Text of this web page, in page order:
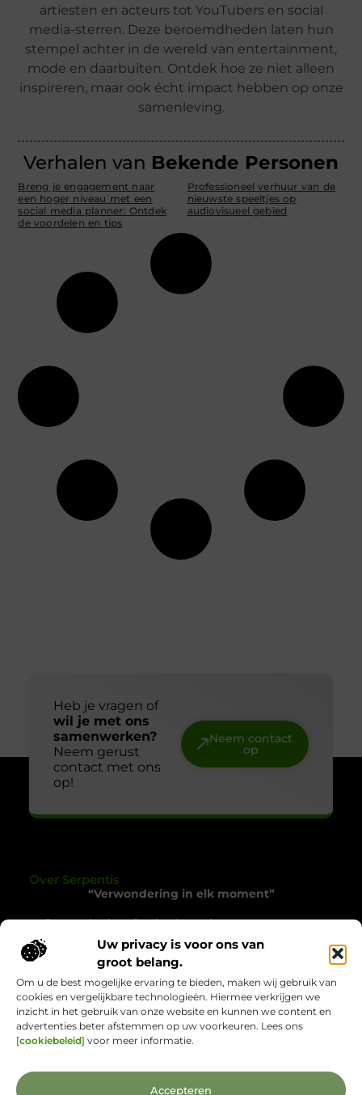
Uw privacy is voor ons van
groot belang.
Om u de best mogelijke ervaring te bieden, maken wij gebruik van
cookies en vergelijkbare technologieën. Hiermee verkrijgen we
inzicht in het gebruik van onze website en kunnen we content en
advertenties beter afstemmen op uw voorkeuren. Lees ons
[cookiebeleid] voor meer informatie.
Accepteren
artiesten en acteurs tot YouTubers en social
media-sterren. Deze beroemdheden laten hun
stempel achter in de wereld van entertainment,
mode en daarbuiten. Ontdek hoe ze niet alleen
inspireren, maar ook écht impact hebben op onze
samenleving.
Verhalen van Bekende Personen
Breng je engagement naar
een hoger niveau met een
social media planner: Ontdek
de voordelen en tips
Professioneel verhuur van de
nieuwste speeltjes op
audiovisueel gebied
Heb je vragen of
wil je met ons
samenwerken?
Neem gerust
contact met ons
op!
Neem contact
op
Over Serpentis
“Verwondering in elk moment”
Serpentis.nl nodigt je uit om het gewone op een
bijzondere manier te ervaren. Een verzameling
verhalen die inspireren, verrassen en het alledaagse
tot leven brengen.
Onze informatie
Bericht categorie